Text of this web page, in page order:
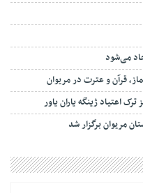
می‌شود
قرآن و عترت در مریوان
مریوان برگزار شد